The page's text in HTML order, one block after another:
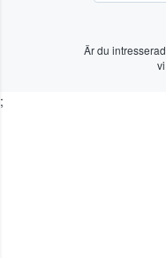
Är du
;